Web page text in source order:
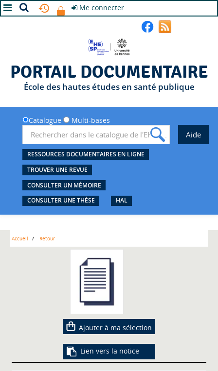
Me connecter
PORTAIL DOCUMENTAIRE
École des hautes études en santé publique
Catalogue Multi-bases
RESSOURCES DOCUMENTAIRES EN LIGNE
TROUVER UNE REVUE
CONSULTER UN MÉMOIRE
CONSULTER UNE THÈSE
HAL
Accueil Retour
Ajouter à ma sélection
Lien vers la notice